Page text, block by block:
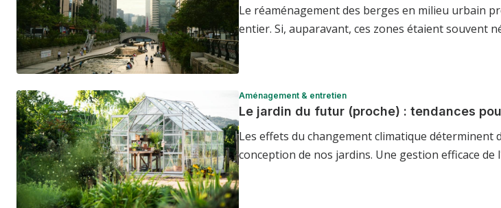
Le réaménagement des berges en milieu urbain
entier. Si, auparavant, ces zones étaient souvent
Aménagement & entretien
Le jardin du futur (proche) : tendances
Les effets du changement climatique déterminent
conception de nos jardins. Une gestion efficace de